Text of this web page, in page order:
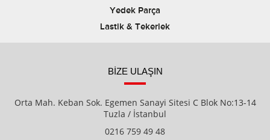
Yedek Parça
Lastik & Tekerlek
BİZE ULAŞIN
Orta Mah. Keban Sok. Egemen Sanayi Sitesi C Blok No:13-14
Tuzla / İstanbul
0216 759 49 48